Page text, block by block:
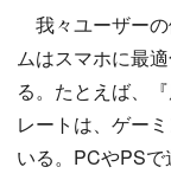
我々ユーザー
ムはスマホに最
る。たとえば、
レートは、ゲー
いる。PCやPS